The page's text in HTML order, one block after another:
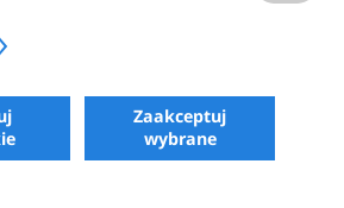
COPYRIGHT 2026
BY SKIPERFORMANCE